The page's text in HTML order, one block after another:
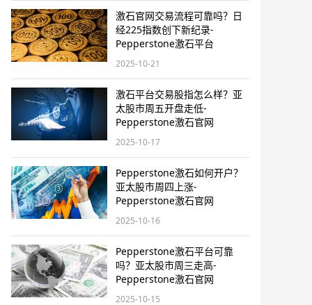
激石官网交易流程可靠吗？日
经225指数创下新纪录-
Pepperstone激石平台
2025-10-21
激石平台交易股指怎么样？亚
太股市周五开盘走低-
Pepperstone激石官网
2025-10-17
Pepperstone激石如何开户？
亚太股市周四上涨-
Pepperstone激石官网
2025-10-16
Pepperstone激石平台可靠
吗？亚太股市周三走高-
Pepperstone激石官网
2025-10-15